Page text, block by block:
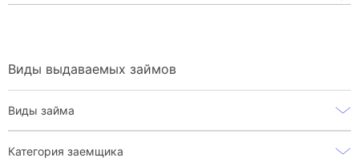
Виды выдаваемых займов
Виды займа
Категория заемщика